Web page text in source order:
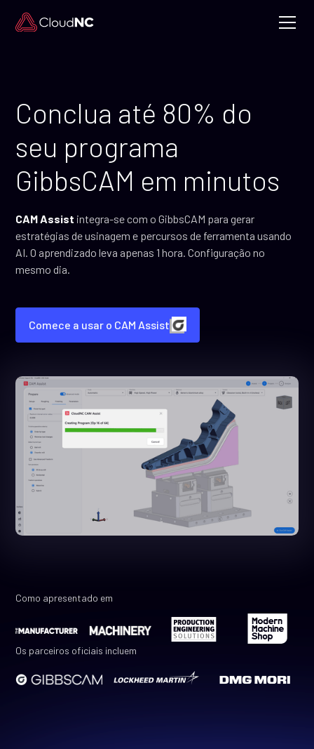
Conclua até 80% do
seu programa
GibbsCAM em minutos
CAM Assist integra-se com o GibbsCAM para gerar
estratégias de usinagem e percursos de ferramenta usando
AI. O aprendizado leva apenas 1 hora. Configuração no
mesmo dia.
Comece a usar o CAM Assist
Como apresentado em
Os parceiros oficiais incluem